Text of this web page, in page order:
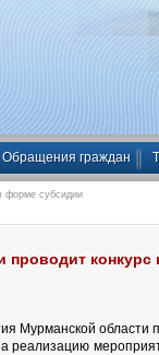
Обращения граждан
форме субсидии
конкурс
Мурманской области
реализацию